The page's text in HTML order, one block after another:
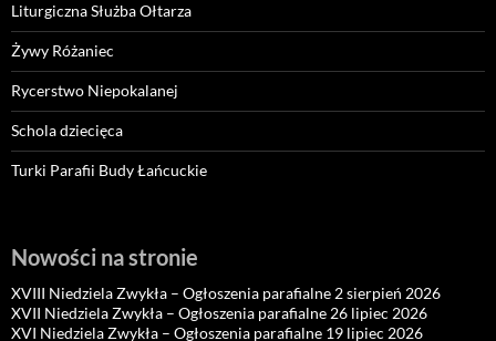
Liturgiczna Służba Ołtarza
Żywy Różaniec
Rycerstwo Niepokalanej
Schola dziecięca
Turki Parafii Budy Łańcuckie
Nowości na stronie
XVIII Niedziela Zwykła – Ogłoszenia parafialne 2 sierpień 2026
XVII Niedziela Zwykła – Ogłoszenia parafialne 26 lipiec 2026
XVI Niedziela Zwykła – Ogłoszenia parafialne 19 lipiec 2026